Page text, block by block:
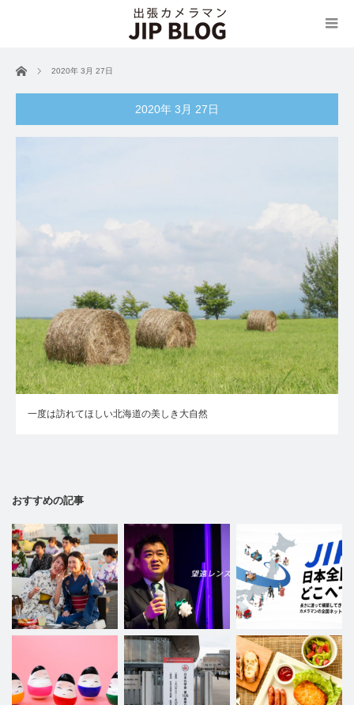
ホーム 2020年 3月 27日
2020年 3月 27日
一度は訪れてほしい北海道の美しき大自然
おすすめの記事